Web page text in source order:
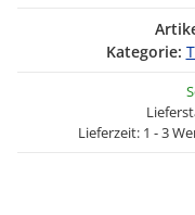
Kategorie:
Lieferzeit: 1 - 3